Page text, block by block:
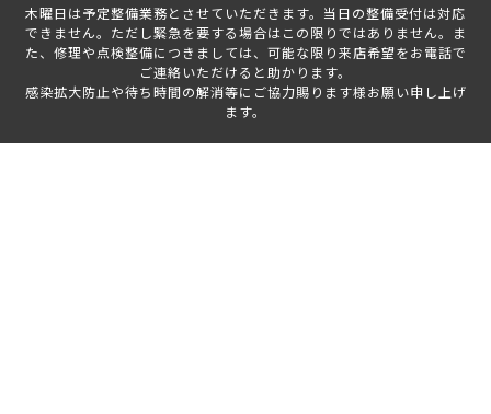
木曜日は予定整備業務とさせていただきます。当日の整備受付は対応
できません。ただし緊急を要する場合はこの限りではありません。ま
た、修理や点検整備につきましては、可能な限り来店希望をお電話で
ご連絡いただけると助かります。
感染拡大防止や待ち時間の解消等にご協力賜ります様お願い申し上げ
ます。